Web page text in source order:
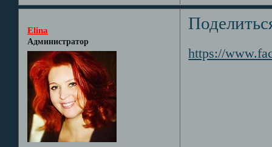
Elina
Администратор
https://